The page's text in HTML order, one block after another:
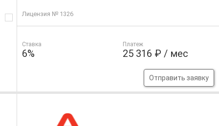
Лицензия № 1326
Ставка
6%
Платеж
25 316 ₽ / мес
Отправить заявку